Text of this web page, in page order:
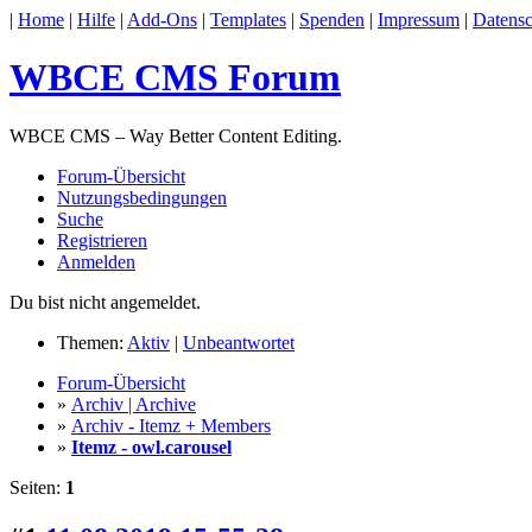
| Home | Hilfe | Add-Ons | Templates | Spenden | Impressum |
WBCE CMS Forum
WBCE CMS – Way Better Content Editing.
Forum-Übersicht
Nutzungsbedingungen
Suche
Registrieren
Anmelden
Du bist nicht angemeldet.
Themen: Aktiv | Unbeantwortet
Forum-Übersicht
» Archiv | Archive
» Archiv - Itemz + Members
» Itemz - owl.carousel
Seiten: 1